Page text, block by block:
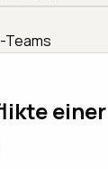
Teams